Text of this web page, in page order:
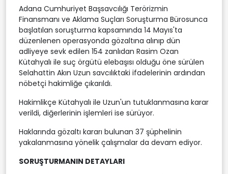
Adana Cumhuriyet Başsavcılığı Terörizmin
Finansmanı ve Aklama Suçları Soruşturma Bürosunca
başlatılan soruşturma kapsamında 14 Mayıs'ta
düzenlenen operasyonda gözaltına alınıp dün
adliyeye sevk edilen 154 zanlıdan Rasim Ozan
Kütahyalı ile suç örgütü elebaşısı olduğu öne sürülen
Selahattin Akın Uzun savcılıktaki ifadelerinin ardından
nöbetçi hakimliğe çıkarıldı.
Hakimlikçe Kütahyalı ile Uzun'un tutuklanmasına karar
verildi, diğerlerinin işlemleri ise sürüyor.
Haklarında gözaltı kararı bulunan 37 şüphelinin
yakalanmasına yönelik çalışmalar da devam ediyor.
SORUŞTURMANIN DETAYLARI